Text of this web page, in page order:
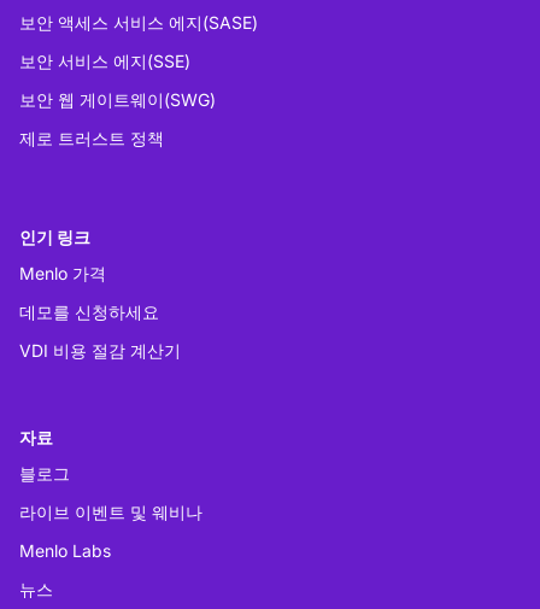
보안 액세스 서비스 에지(SASE)
보안 서비스 에지(SSE)
보안 웹 게이트웨이(SWG)
제로 트러스트 정책
인기 링크
Menlo 가격
데모를 신청하세요
VDI 비용 절감 계산기
자료
블로그
라이브 이벤트 및 웨비나
Menlo Labs
뉴스